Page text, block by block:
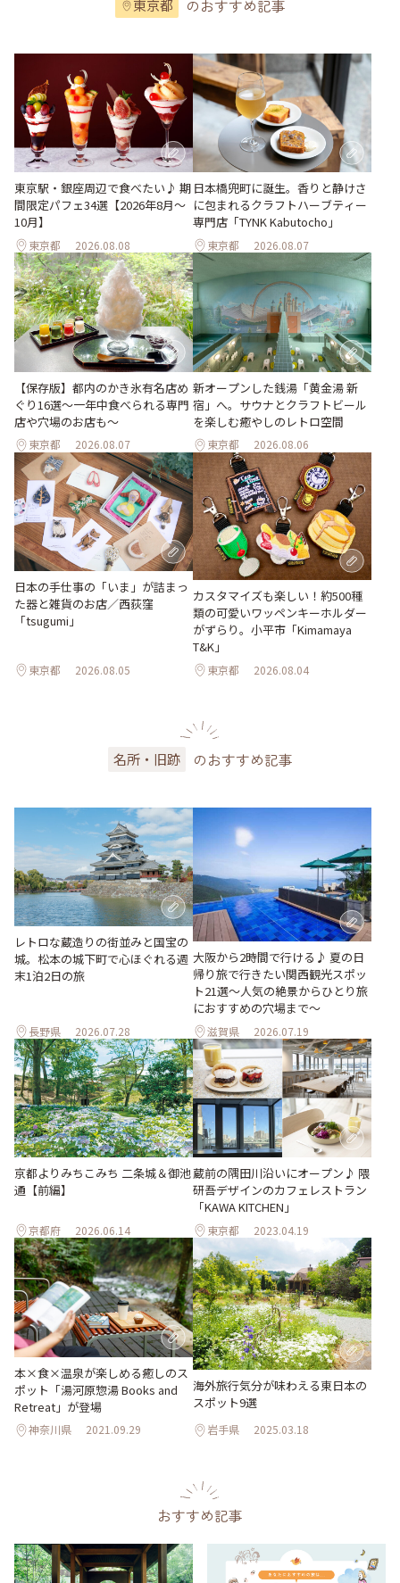
東京都 のおすすめ記事
東京駅・銀座周辺で食べたい♪ 期
間限定パフェ34選【2026年8月～
10月】
東京都 2026.08.08
日本橋兜町に誕生。香りと静けさ
に包まれるクラフトハーブティー
専門店「TYNK Kabutocho」
東京都 2026.08.07
【保存版】都内のかき氷有名店め
ぐり16選～一年中食べられる専門
店や穴場のお店も～
東京都 2026.08.07
新オープンした銭湯「黄金湯 新
宿」へ。サウナとクラフトビール
を楽しむ癒やしのレトロ空間
東京都 2026.08.06
日本の手仕事の「いま」が詰まっ
た器と雑貨のお店／西荻窪
「tsugumi」
東京都 2026.08.05
カスタマイズも楽しい！約500種
類の可愛いワッペンキーホルダー
がずらり。小平市「Kimamaya
T&K」
東京都 2026.08.04
名所・旧跡 のおすすめ記事
レトロな蔵造りの街並みと国宝の
城。松本の城下町で心ほぐれる週
末1泊2日の旅
長野県 2026.07.28
大阪から2時間で行ける♪ 夏の日
帰り旅で行きたい関西観光スポッ
ト21選～人気の絶景からひとり旅
におすすめの穴場まで～
滋賀県 2026.07.19
京都よりみちこみち 二条城＆御池
通【前編】
京都府 2026.06.14
蔵前の隅田川沿いにオープン♪ 隈
研吾デザインのカフェレストラン
「KAWA KITCHEN」
東京都 2023.04.19
本×食×温泉が楽しめる癒しのス
ポット「湯河原惣湯 Books and
Retreat」が登場
神奈川県 2021.09.29
海外旅行気分が味わえる東日本の
スポット9選
岩手県 2025.03.18
おすすめ記事